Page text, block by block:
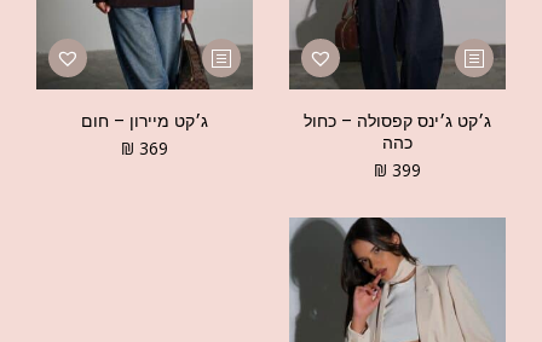
ג׳קט ג׳ינס קפסולה – כחול
כהה
₪ 399
ג׳קט מיירון – חום
₪ 369